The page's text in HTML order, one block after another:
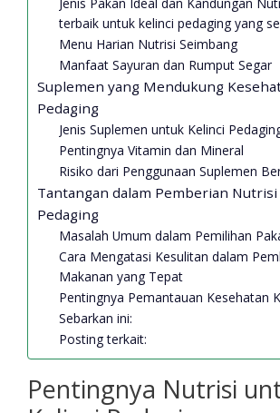
Jenis Pakan Ideal dan Kandungan
terbaik untuk kelinci pedaging yang
Menu Harian Nutrisi Seimbang
Manfaat Sayuran dan Rumput Segar
Suplemen yang Mendukung
Pedaging
Jenis Suplemen untuk Kelinci
Pentingnya Vitamin dan Mineral
Risiko dari Penggunaan Suplemen
Tantangan dalam Pemberian Nutrisi
Pedaging
Masalah Umum dalam Pemilihan
Cara Mengatasi Kesulitan dalam
Makanan yang Tepat
Pentingnya Pemantauan Kesehatan
Sebarkan ini:
Posting terkait:
Pentingnya Nutrisi